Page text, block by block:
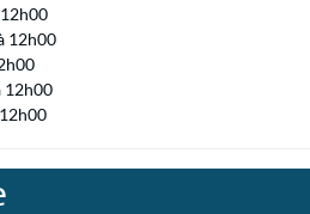
12h00
12h00